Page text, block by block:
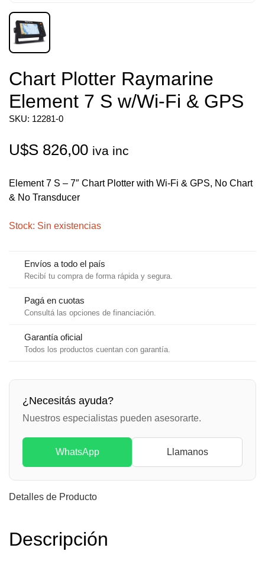
Chart Plotter Raymarine
Element 7 S w/Wi-Fi & GPS
SKU: 12281-0
U$S 826,00 iva inc
Element 7 S – 7″ Chart Plotter with Wi-Fi & GPS, No Chart
& No Transducer
Stock: Sin existencias
Envíos a todo el país
Recibí tu compra de forma rápida y segura.
Pagá en cuotas
Consultá las opciones de financiación.
Garantía oficial
Todos los productos cuentan con garantía.
¿Necesitás ayuda?
Nuestros especialistas pueden asesorarte.
WhatsApp Llamanos
Detalles de Producto
Descripción